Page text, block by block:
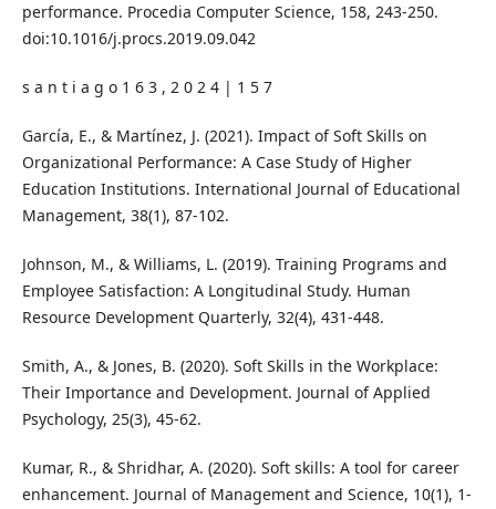
performance. Procedia Computer Science, 158, 243-250.
doi:10.1016/j.procs.2019.09.042
s a n t i a g o 1 6 3 , 2 0 2 4 | 1 5 7
García, E., & Martínez, J. (2021). Impact of Soft Skills on
Organizational Performance: A Case Study of Higher
Education Institutions. International Journal of Educational
Management, 38(1), 87-102.
Johnson, M., & Williams, L. (2019). Training Programs and
Employee Satisfaction: A Longitudinal Study. Human
Resource Development Quarterly, 32(4), 431-448.
Smith, A., & Jones, B. (2020). Soft Skills in the Workplace:
Their Importance and Development. Journal of Applied
Psychology, 25(3), 45-62.
Kumar, R., & Shridhar, A. (2020). Soft skills: A tool for career
enhancement. Journal of Management and Science, 10(1), 1-